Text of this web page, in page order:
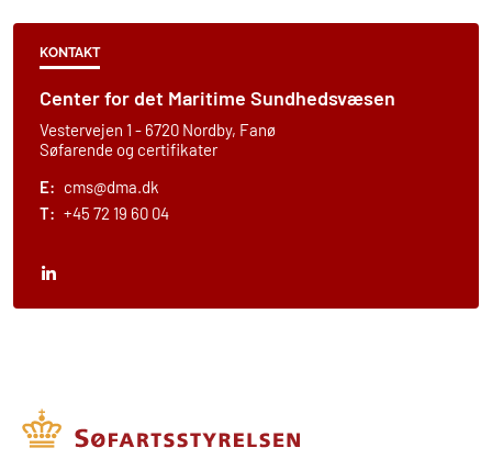
KONTAKT
Center for det Maritime Sundhedsvæsen
Vestervejen 1 - 6720 Nordby, Fanø
Søfarende og certifikater
E: cms@dma.dk
T: +45 72 19 60 04